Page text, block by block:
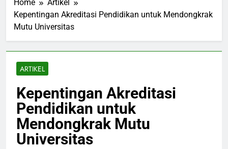
Home
Artikel
Kepentingan Akreditasi Pendidikan untuk Mendongkrak
Mutu Universitas
ARTIKEL
Kepentingan Akreditasi
Pendidikan untuk
Mendongkrak Mutu
Universitas